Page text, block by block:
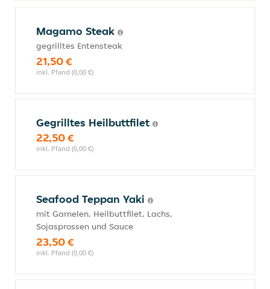
Magamo Steak
gegrilltes Entensteak
21,50 €
inkl. Pfand (0,00 €)
Gegrilltes Heilbuttfilet
22,50 €
inkl. Pfand (0,00 €)
Seafood Teppan Yaki
mit Garnelen, Heilbuttfilet, Lachs,
Sojasprossen und Sauce
23,50 €
inkl. Pfand (0,00 €)